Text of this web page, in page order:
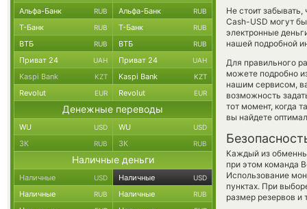
Не стоит
Cash-USD могут
электронные
нашей подробной
Для правильного
можете подробно
нашим сервисом,
возможность
тот момент, когда
вы найдете
Каждый из
при этом команда
Использование
пунктах. При
размер резервов и
Альфа-Банк RUB Альфа-Банк RUB
Т-Банк RUB Т-Банк RUB
ВТБ RUB ВТБ RUB
Приват 24 UAH Приват 24 UAH
Kaspi Bank KZT Kaspi Bank KZT
Revolut EUR Revolut EUR
Денежные переводы
WU USD WU USD
ЗК RUB ЗК RUB
Наличные деньги
Наличные USD Наличные USD
Наличные RUB Наличные RUB